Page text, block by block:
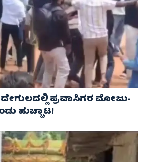
ದೇಗುಲದಲ್ಲಿ ಪ್ರವಾಸಿಗರ ಮೋಜು-
ಹುಚ್ಚಾಟ!